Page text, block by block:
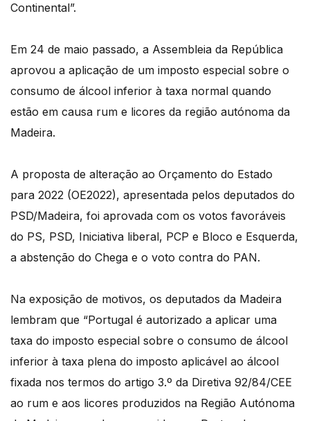
Continental”.
Em 24 de maio passado, a Assembleia da República
aprovou a aplicação de um imposto especial sobre o
consumo de álcool inferior à taxa normal quando
estão em causa rum e licores da região autónoma da
Madeira.
A proposta de alteração ao Orçamento do Estado
para 2022 (OE2022), apresentada pelos deputados do
PSD/Madeira, foi aprovada com os votos favoráveis
do PS, PSD, Iniciativa liberal, PCP e Bloco e Esquerda,
a abstenção do Chega e o voto contra do PAN.
Na exposição de motivos, os deputados da Madeira
lembram que “Portugal é autorizado a aplicar uma
taxa do imposto especial sobre o consumo de álcool
inferior à taxa plena do imposto aplicável ao álcool
fixada nos termos do artigo 3.º da Diretiva 92/84/CEE
ao rum e aos licores produzidos na Região Autónoma